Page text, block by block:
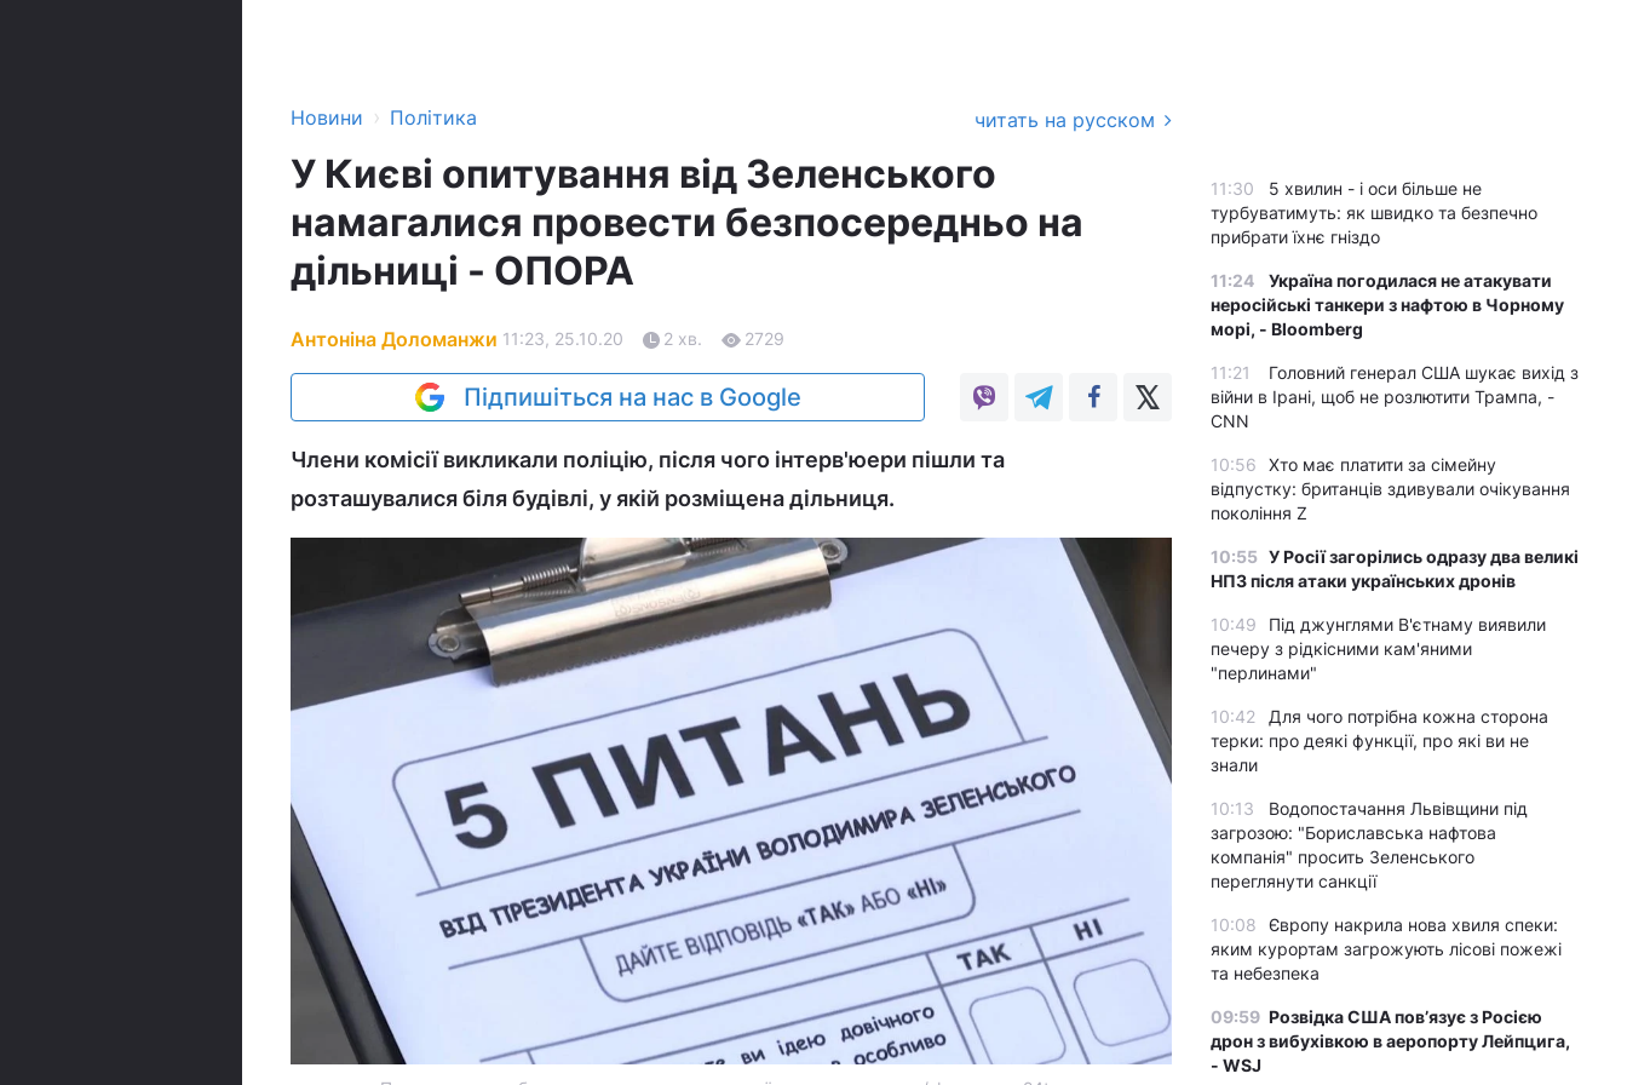
Новини › Політика читать на русском
У Києві опитування від Зеленського
намагалися провести безпосередньо на
дільниці - ОПОРА
Антоніна Доломанжи 11:23, 25.10.20 2 хв. 2729
Підпишіться на нас в Google
Члени комісії викликали поліцію, після чого інтерв'юери пішли та
розташувалися біля будівлі, у якій розміщена дільниця.
11:30
5 хвилин - і оси більше не
турбуватимуть: як швидко та безпечно
прибрати їхнє гніздо
11:24
Україна погодилася не атакувати
неросійські танкери з нафтою в Чорному
морі, - Bloomberg
11:21
Головний генерал США шукає вихід з
війни в Ірані, щоб не розлютити Трампа, -
CNN
10:56
Хто має платити за сімейну
відпустку: британців здивували очікування
покоління Z
10:55 У Росії загорілись одразу два великі
НПЗ після атаки українських дронів
10:49
Під джунглями В'єтнаму виявили
печеру з рідкісними кам'яними
"перлинами"
10:42
Для чого потрібна кожна сторона
терки: про деякі функції, про які ви не
знали
10:13
Водопостачання Львівщини під
загрозою: "Бориславська нафтова
компанія" просить Зеленського
переглянути санкції
10:08
Європу накрила нова хвиля спеки:
яким курортам загрожують лісові пожежі
та небезпека
09:59 Розвідка США пов’язує з Росією
дрон з вибухівкою в аеропорту Лейпцига,
- WSJ